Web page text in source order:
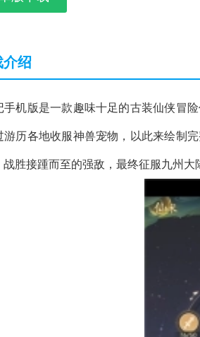
介绍
手机版是一款趣味十足的古装仙侠冒
游历各地收服神兽宠物，以此来绘制
战胜接踵而至的强敌，最终征服九州大